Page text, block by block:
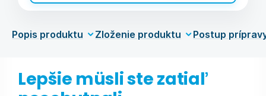
Popis produktu Zloženie produktu Postup
Lepšie müsli ste zatiaľ